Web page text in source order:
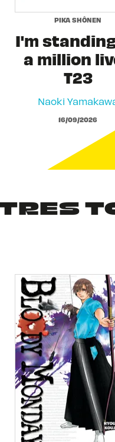
PIKA SHÔNEN
I'm
a million
T23
Naoki
16/09/2026